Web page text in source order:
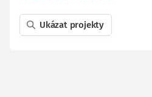
Ukázat projekty